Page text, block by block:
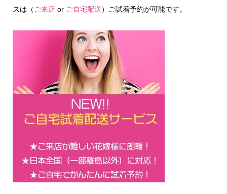
スは（ ご来店or ご自宅配送）ご試着予約が可能です。